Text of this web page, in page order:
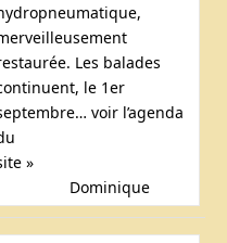
Les balades
le 1er
voir l’agenda
»
Dominique